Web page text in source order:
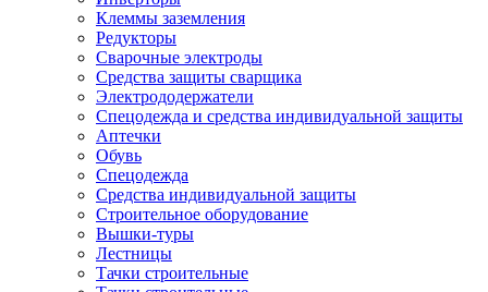
Клеммы заземления
Редукторы
Сварочные электроды
Средства защиты сварщика
Электрододержатели
Спецодежда и средства индивидуальной защиты
Аптечки
Обувь
Спецодежда
Средства индивидуальной защиты
Строительное оборудование
Вышки-туры
Лестницы
Тачки строительные